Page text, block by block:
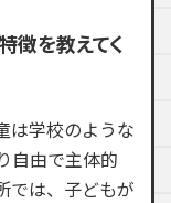
徴を教えてく
は学校のような
自由で主体的
では、子どもが